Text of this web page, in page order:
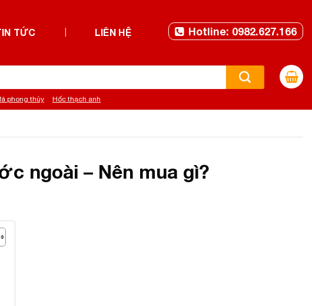
TỨC LIÊN HỆ Hotline: 0982.627.166
phong thủy Hốc thạch anh
ngoài – Nên mua gì?